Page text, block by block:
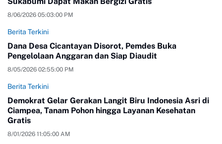
8/06/2026 05:03:00 PM
Berita Terkini
Dana Desa Cicantayan Disorot, Pemdes Buka
Pengelolaan Anggaran dan Siap Diaudit
8/05/2026 02:55:00 PM
Berita Terkini
Demokrat Gelar Gerakan Langit Biru Indonesia Asri di
Ciampea, Tanam Pohon hingga Layanan Kesehatan
Gratis
8/01/2026 11:05:00 AM